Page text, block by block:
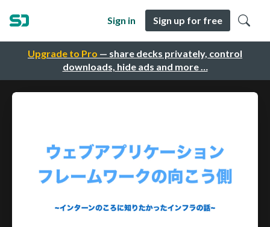
Upgrade to Pro — share decks privately, control
downloads, hide ads and more …
Sign in Sign up for free